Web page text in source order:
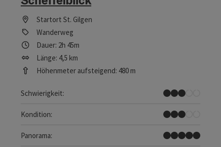
Startort St. Gilgen
Wanderweg
Dauer: 2h 45m
Länge: 4,5 km
Höhenmeter aufsteigend: 480 m
Schwierigkeit:
Mittel
Kondition:
Mittel
Panorama:
Traumtour